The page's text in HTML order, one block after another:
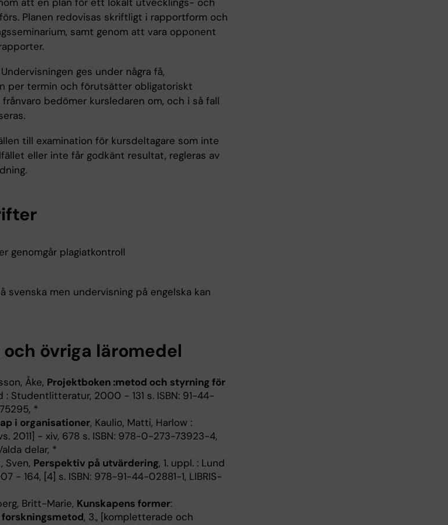
Planen redovisas skriftligt i rapportform och
samt genom att vara opponent
ges under några få,
per termin och förutsätter obligatoriskt
bedömer kursledaren om, och i så fall
till examination för kursdeltagare som inte
eller inte får godkänt resultat, regleras av
genomgår plagiatkontroll
svenska men undervisning på engelska kan
övriga läromedel
Åke, Projektboken :metod och styrning för
: Studentlitteratur, 2000 - 131 s. ISBN: 91-44-
*
i organisationer, Kaulio, Matti, Harlow :
2011] - xiv, 678 s. ISBN: 978-0-273-73923-4,
delar, *
Sven, Perspektiv på utvärdering, 1. uppl. : Lund
- 164, [4] s. ISBN: 978-91-44-02881-1, LIBRIS-
Britt-Marie, Kunskapens former:
, 3., [kompletterade och